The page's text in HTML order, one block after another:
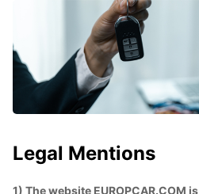
Legal Mentions
1) The website EUROPCAR.COM